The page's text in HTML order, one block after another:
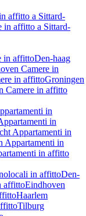
affitto a Sittard-
in affitto a Sittard-
in affittoDen-haag
Camere in
in affittoGroningen
Camere in affitto
in
in
Appartamenti in
Appartamenti in
in affitto
in affittoDen-
affittoEindhoven
Haarlem
Tilburg